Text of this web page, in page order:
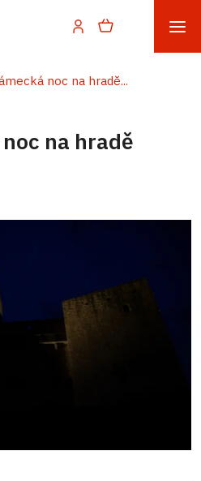
noc na hradě...
na hradě